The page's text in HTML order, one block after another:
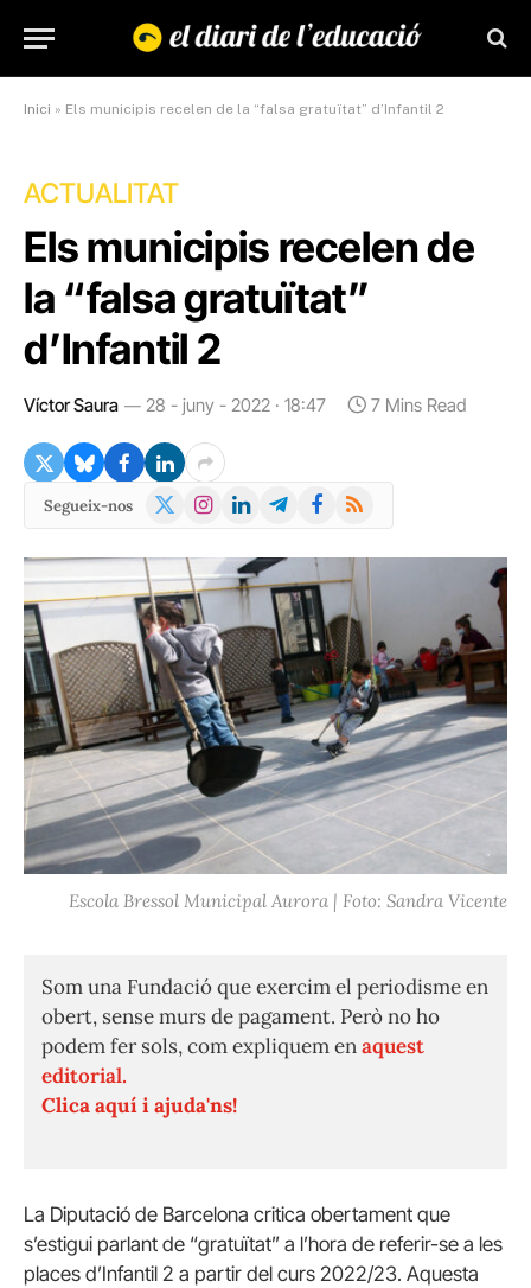
Inici » Els municipis recelen de la “falsa gratuïtat” d’Infantil 2
ACTUALITAT
Els municipis recelen de
la “falsa gratuïtat”
d’Infantil 2
Víctor Saura 28 - juny - 2022 · 18:47 7 Mins Read
Segueix-nos
X
Instagram
LinkedInTelegramFacebook
RSS
Escola Bressol Municipal Aurora | Foto: Sandra Vicente
Som una Fundació que exercim el periodisme en
obert, sense murs de pagament. Però no ho
podem fer sols, com expliquem enaquest
editorial.
Clica aquí i ajuda'ns!
La Diputació de Barcelona critica obertament que
s’estigui parlant de “gratuïtat” a l’hora de referir-se a les
places d’Infantil 2 a partir del curs 2022/23. Aquesta